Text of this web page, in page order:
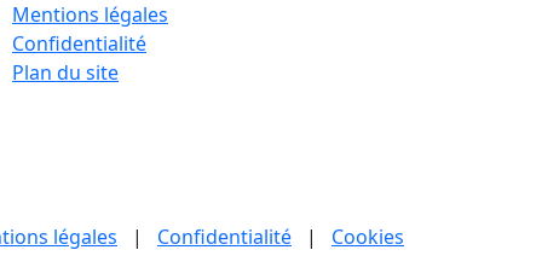
Mentions légales
Confidentialité
Plan du site
légales | Confidentialité | Cookies